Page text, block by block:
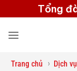
qua
nội
Tổng
Trang chủ › Dịch